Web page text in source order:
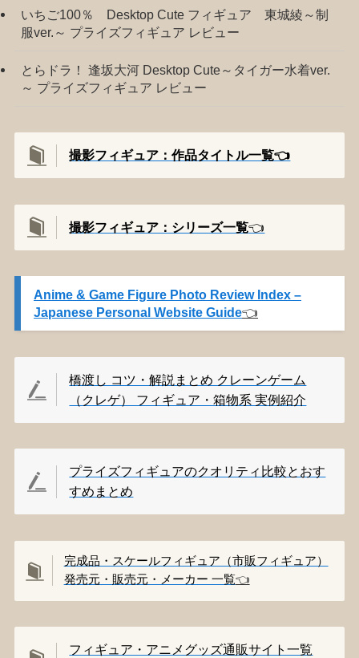
いちご100％ Desktop Cute フィギュア 東城綾～制
服ver.～ プライズフィギュア レビュー
とらドラ！ 逢坂大河 Desktop Cute～タイガー水着ver.
～ プライズフィギュア レビュー
撮影フィギュア：作品タイトル一覧👈️
撮影フィギュア：シリーズ一覧👈️
Anime & Game Figure Photo Review Index –
Japanese Personal Website Guide👈️
橋渡し コツ・解説まとめ クレーンゲーム
（クレゲ） フィギュア・箱物系 実例紹介
プライズフィギュアのクオリティ比較とおす
すめまとめ
完成品・スケールフィギュア（市販フィギュア）
発売元・販売元・メーカー 一覧👈️
フィギュア・アニメグッズ通販サイト一覧